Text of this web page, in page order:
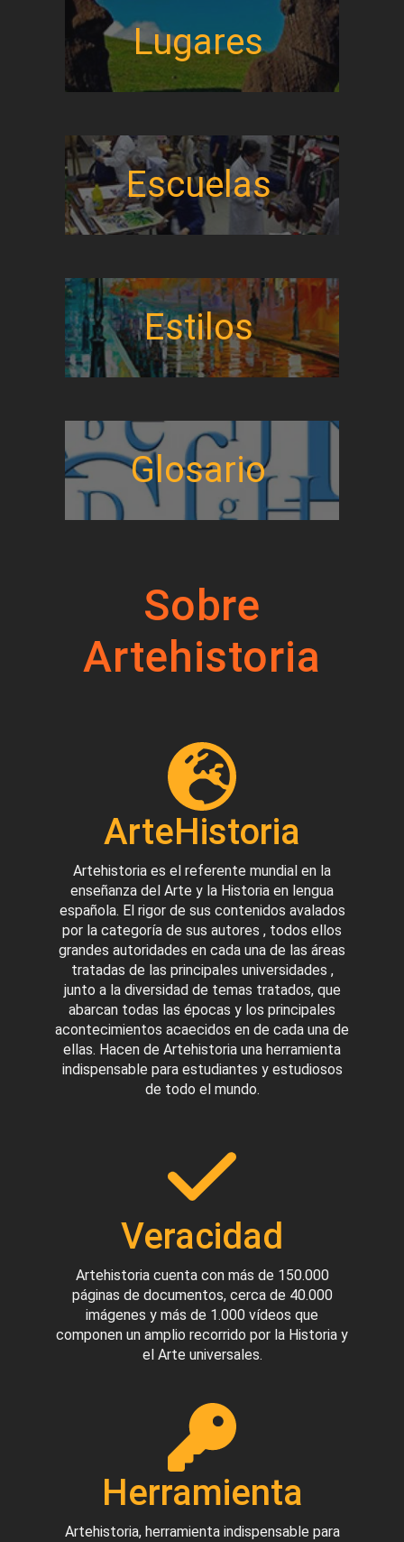
Lugares
Escuelas
Estilos
Glosario
Sobre
Artehistoria
ArteHistoria
Artehistoria es el referente mundial en la
enseñanza del Arte y la Historia en lengua
española. El rigor de sus contenidos avalados
por la categoría de sus autores , todos ellos
grandes autoridades en cada una de las áreas
tratadas de las principales universidades ,
junto a la diversidad de temas tratados, que
abarcan todas las épocas y los principales
acontecimientos acaecidos en de cada una de
ellas. Hacen de Artehistoria una herramienta
indispensable para estudiantes y estudiosos
de todo el mundo.
Veracidad
Artehistoria cuenta con más de 150.000
páginas de documentos, cerca de 40.000
imágenes y más de 1.000 vídeos que
componen un amplio recorrido por la Historia y
el Arte universales.
Herramienta
Artehistoria, herramienta indispensable para